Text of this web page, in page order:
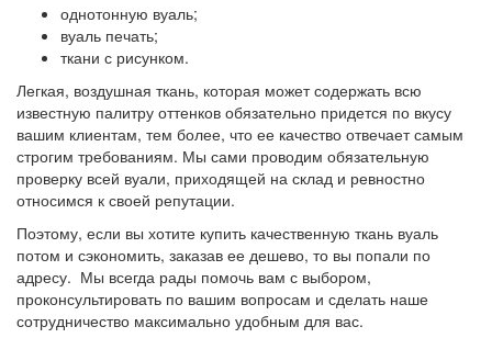
однотонную вуаль;
вуаль печать;
ткани с рисунком.
Легкая, воздушная ткань, которая может содержать всю
известную палитру оттенков обязательно придется по вкусу
вашим клиентам, тем более, что ее качество отвечает самым
строгим требованиям. Мы сами проводим обязательную
проверку всей вуали, приходящей на склад и ревностно
относимся к своей репутации.
Поэтому, если вы хотите купить качественную ткань вуаль
потом и сэкономить, заказав ее дешево, то вы попали по
адресу. Мы всегда рады помочь вам с выбором,
проконсультировать по вашим вопросам и сделать наше
сотрудничество максимально удобным для вас.